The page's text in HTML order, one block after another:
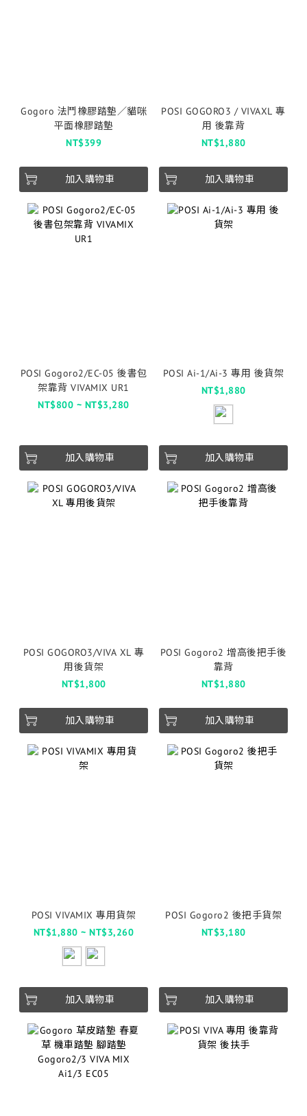
Gogoro 法鬥橡膠踏墊／貓咪
平面橡膠踏墊
NT$399
加入購物車
POSI GOGORO3 / VIVAXL 專
用 後靠背
NT$1,880
加入購物車
POSI Gogoro2/EC-05 後書包
架靠背 VIVAMIX UR1
NT$800 ~ NT$3,280
加入購物車
POSI Ai-1/Ai-3 專用 後貨架
NT$1,880
加入購物車
POSI GOGORO3/VIVA XL 專
用後貨架
NT$1,800
加入購物車
POSI Gogoro2 增高後把手後
靠背
NT$1,880
加入購物車
POSI VIVAMIX 專用貨架
NT$1,880 ~ NT$3,260
加入購物車
POSI Gogoro2 後把手貨架
NT$3,180
加入購物車